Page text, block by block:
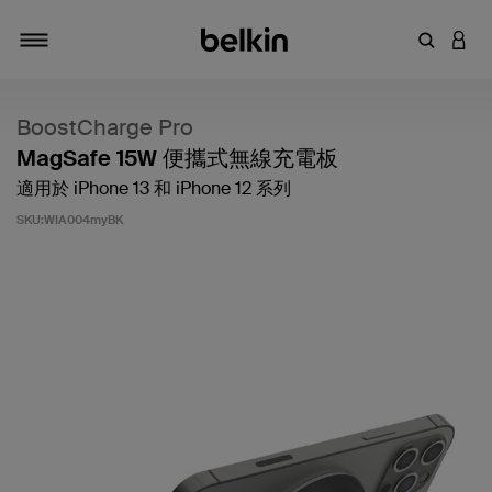
輸入關鍵
登入
BoostCharge Pro
MagSafe 15W 便攜式無線充電板
適用於 iPhone 13 和 iPhone 12 系列
SKU:WIA004myBK